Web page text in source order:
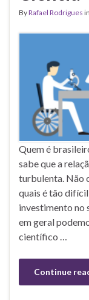
ByRafael Rodrigues in
Quem é
sabe que a
turbulenta. Não
quais é tão
investimento no
em geral
científico …
Continue